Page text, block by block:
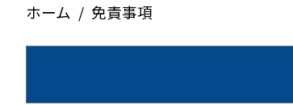
ホーム 免責事項